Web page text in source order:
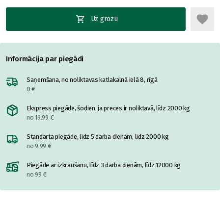
Uz grozu
Informācija par piegādi
Saņemšana, no noliktavas katlakalnā ielā 8, rīgā
0 €
Ekspress piegāde, šodien, ja preces ir noliktavā, līdz 2000 kg
no 19.99 €
Standarta piegāde, līdz 5 darba dienām, līdz 2000 kg
no 9.99 €
Piegāde ar izkraušanu, līdz 3 darba dienām, līdz 12000 kg
no 99 €